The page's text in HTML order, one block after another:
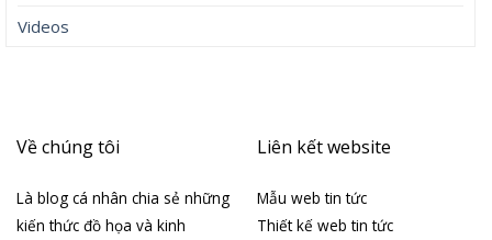
Videos
Về chúng tôi
Là blog cá nhân chia sẻ những
kiến thức đồ họa và kinh
Liên kết website
Mẫu web tin tức
Thiết kế web tin tức